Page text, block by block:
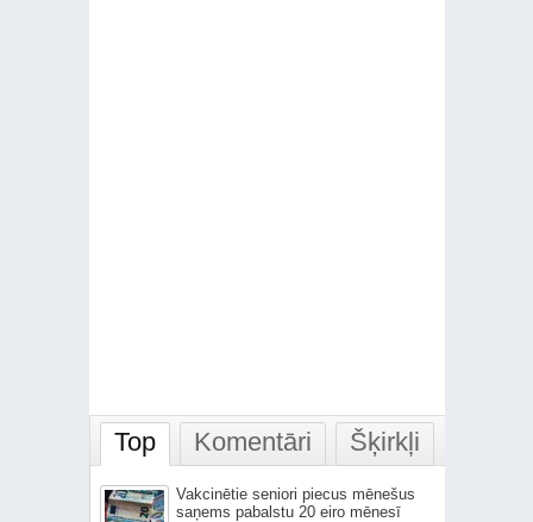
Top Komentāri Šķirkļi
Vakcinētie seniori piecus mēnešus
saņems pabalstu 20 eiro mēnesī